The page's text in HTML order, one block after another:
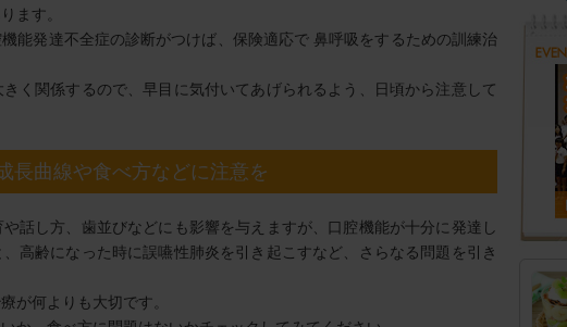
ます。
能発達不全症の診断がつけば、保険適応で 鼻呼吸をするための訓練治
く関係するので、早目に気付いてあげられるよう、日頃から注意して
長曲線や食べ方などに注意を
話し方、歯並びなどにも影響を与えますが、口腔機能が十分に発達し
高齢になった時に誤嚥性肺炎を引き起こすなど、さらなる問題を引き
が何よりも大切です。